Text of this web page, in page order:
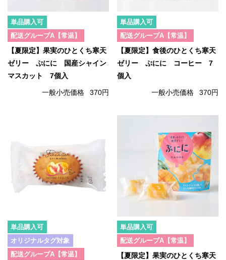
単品購入可
配送グループA【常温】
【夏限定】果実のひとくち寒天
ゼリー ぷにに 国産シャイン
マスカット 7個入
一般小売価格 370円
単品購入可
配送グループA【常温】
【夏限定】食後のひとくち寒天
ゼリー ぷにに コーヒー 7
個入
一般小売価格 370円
単品購入可
オリジナルタグ対象
配送グループA【常温】
単品購入可
配送グループA【常温】
【夏限定】果実のひとくち寒天